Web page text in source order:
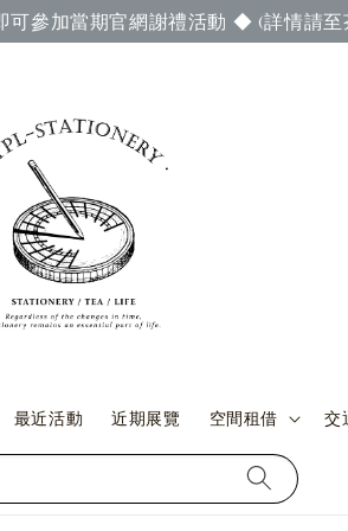
參加當期官網謝禮活動 ◆ (詳情請至
最近活動 近期展覽 空間租借 交